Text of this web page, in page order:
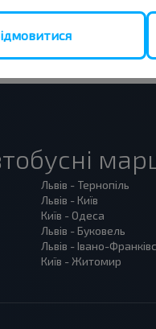
Львів - Тернопіль
Львів - Київ
Київ - Одеса
Львів - Буковель
Львів - Івано-
Київ - Житомир